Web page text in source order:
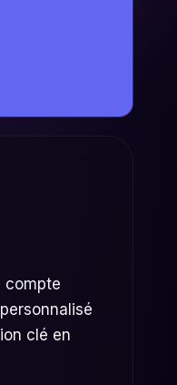
compte
clé en